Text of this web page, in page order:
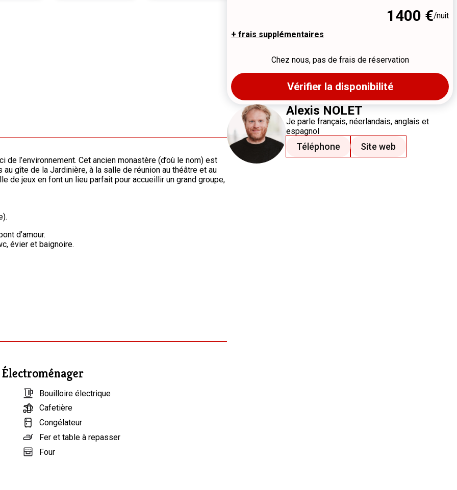
l’environnement. Cet ancien monastère (d’où le nom) est
gîte de la Jardinière, à la salle de réunion au théâtre et au
de jeux en font un lieu parfait pour accueillir un grand groupe,
d’amour.
évier et baignoire.
un bar central.
vos boissons.
Électroménager
Bouilloire électrique
Cafetière
Congélateur
Fer et table à repasser
Four
+ frais supplémentaires
1400 €/nuit
Chez nous, pas de frais de réservation
Vérifier la disponibilité
Alexis NOLET
Je parlefrançais, néerlandais, anglais et
espagnol
Téléphone Site web